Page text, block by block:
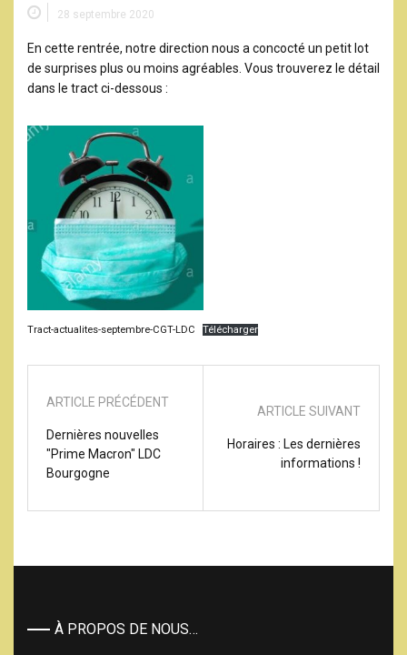
28 septembre 2020
En cette rentrée, notre direction nous a concocté un petit lot
de surprises plus ou moins agréables. Vous trouverez le détail
dans le tract ci-dessous :
Tract-actualites-septembre-CGT-LDC Télécharger
ARTICLE PRÉCÉDENT
Dernières nouvelles
"Prime Macron" LDC
Bourgogne
ARTICLE SUIVANT
Horaires : Les dernières
informations !
À PROPOS DE NOUS…